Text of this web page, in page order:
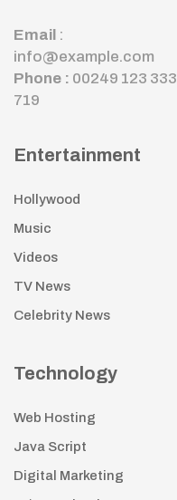
Email :
info@example.com
Phone : 00249 123 333
719
Entertainment
Hollywood
Music
Videos
TV News
Celebrity News
Technology
Web Hosting
Java Script
Digital Marketing